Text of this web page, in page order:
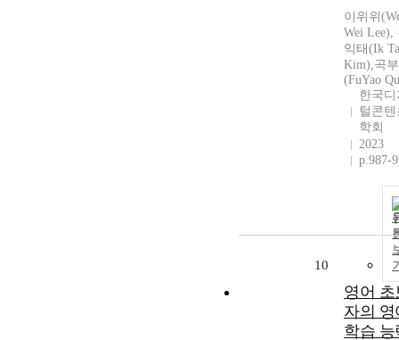
이위위
Wei Lee),
익태(Ik
Kim),곡
(FuYao
한국디
털콘텐
학회
2023
p.987-
10
영어 초
자의 영
학습 능